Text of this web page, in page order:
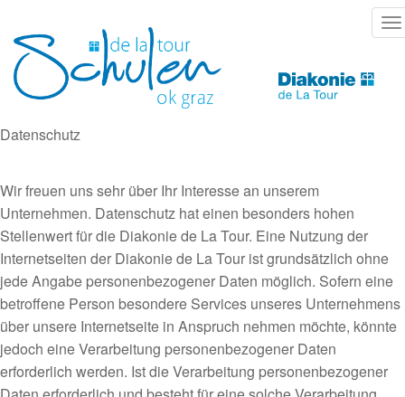
zum
Inhalt
Datenschutz
Wir freuen uns sehr über Ihr Interesse an unserem
Unternehmen. Datenschutz hat einen besonders hohen
Stellenwert für die Diakonie de La Tour. Eine Nutzung der
Internetseiten der Diakonie de La Tour ist grundsätzlich ohne
jede Angabe personenbezogener Daten möglich. Sofern eine
betroffene Person besondere Services unseres Unternehmens
über unsere Internetseite in Anspruch nehmen möchte, könnte
jedoch eine Verarbeitung personenbezogener Daten
erforderlich werden. Ist die Verarbeitung personenbezogener